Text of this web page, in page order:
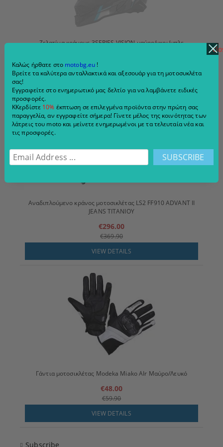
Ζελατίνα κράνους 3SERIES VISION μαύρο/γκρι/μπλε
Αναδιπλούμενο κράνος μοτοσικλέτας LS2 FF910 ADVANT II
JEANS ΤΙΤΑΝΙΟΥ
€296.00
€369.90
VIEW DETAILS
Γάντια μοτοσικλέτας Modeka Miako AIr Μαύρο/Λευκό
€48.00
€59.90
VIEW DETAILS
Subscribe
Καλώς ήρθατε στο motobg.eu !
Βρείτε τα καλύτερα ανταλλακτικά και αξεσουάρ για τη μοτοσυκλέτα
σας!
Εγγραφείτε στο ενημερωτικό μας δελτίο για να λαμβάνετε ειδικές
προσφορές.
ΚΚερδίστε 10% έκπτωση σε επιλεγμένα προϊόντα στην πρώτη σας
παραγγελία, αν εγγραφείτε σήμερα! Γίνετε μέλος της κοινότητας των
λάτρεις του moto και μείνετε ενημερωμένοι με τα τελευταία νέα και
τις προσφορές.